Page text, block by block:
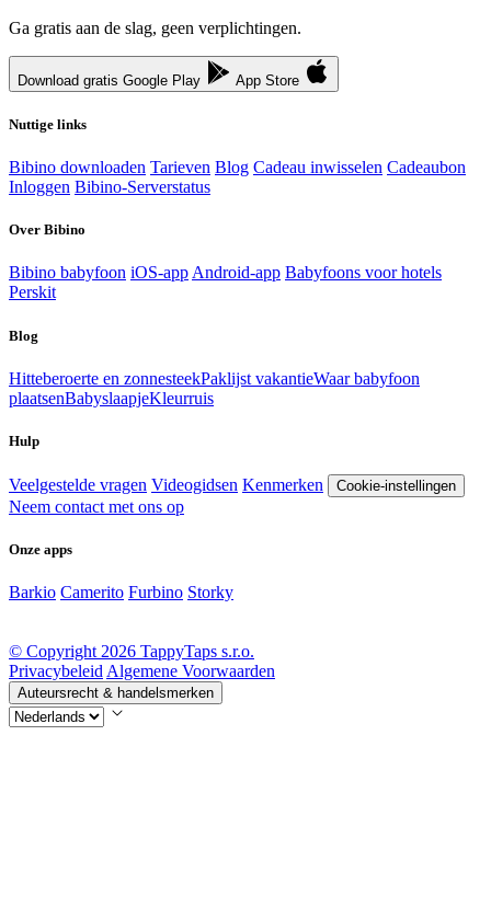
Ga gratis aan de slag, geen verplichtingen.
Download gratis Google Play App Store
Nuttige links
Bibino downloaden Tarieven Blog Cadeau inwisselen Cadeaubon
Inloggen Bibino-Serverstatus
Over Bibino
Bibino babyfoon iOS-appAndroid-app Babyfoons voor hotels
Perskit
Blog
Hitteberoerte en zonnesteekPaklijst vakantieWaar babyfoon
plaatsenBabyslaapjeKleurruis
Hulp
Veelgestelde vragen Videogidsen Kenmerken Cookie-instellingen
Neem contact met ons op
Onze apps
Barkio Camerito Furbino Storky
© Copyright 2026 TappyTaps s.r.o.
PrivacybeleidAlgemene Voorwaarden
Auteursrecht & handelsmerken